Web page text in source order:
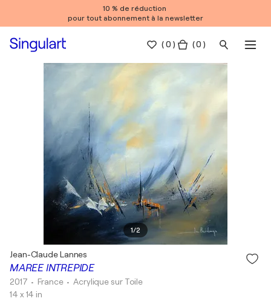
10 % de réduction
pour tout abonnement à la newsletter
(0 ) ( 0 )
1/2
MAREE INTREPIDE
Jean-Claude Lannes
2017 • France •Acrylique sur Toile
14 x 14 in